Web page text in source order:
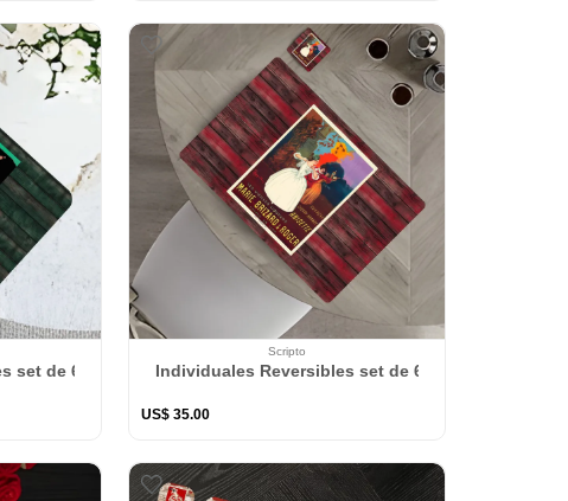
Buves Tous
set de 6 rectangular 41*27 cm + 6 Portavasos Humoristes
Scripto
Individuales Reversibles set de 6 rectangular
US$ 35.00